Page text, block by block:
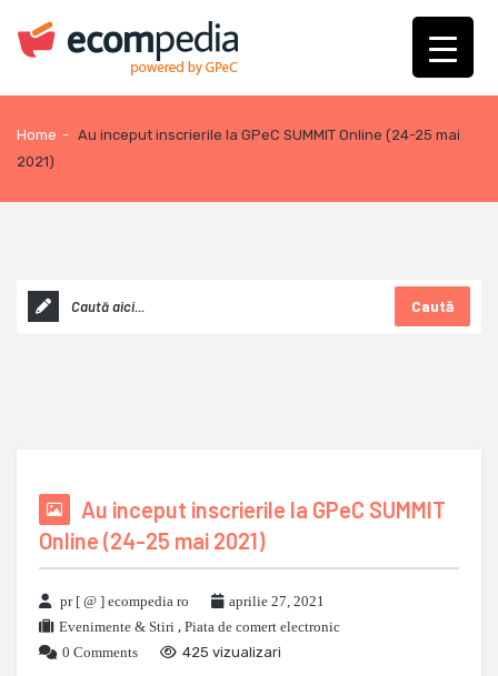
Home - Au inceput inscrierile la GPeC SUMMIT Online (24-25 mai
2021)
Caută
Au inceput inscrierile la GPeC SUMMIT
Online (24-25 mai 2021)
pr [ @ ] ecompedia ro
aprilie 27, 2021
Evenimente & Stiri , Piata de comert electronic
0 Comments
425 vizualizari